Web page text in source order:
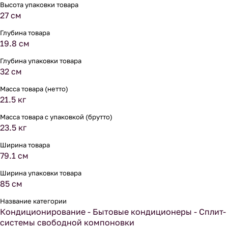
Высота упаковки товара
27 см
Глубина товара
19.8 см
Глубина упаковки товара
32 см
Масса товара (нетто)
21.5 кг
Масса товара с упаковкой (брутто)
23.5 кг
Ширина товара
79.1 см
Ширина упаковки товара
85 см
Название категории
Кондиционирование - Бытовые кондиционеры - Сплит-
системы свободной компоновки